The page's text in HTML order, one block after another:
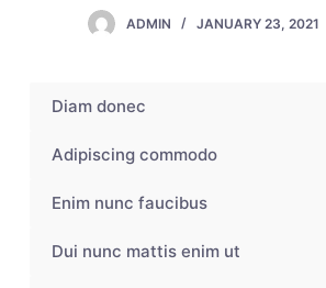
ADMIN JANUARY 23, 2021
Diam donec
Adipiscing commodo
Enim nunc faucibus
Dui nunc mattis enim ut